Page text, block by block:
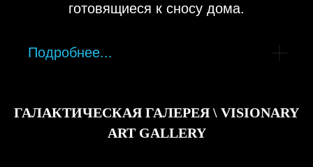
готовящиеся к сносу дома.
Подробнее...
ГАЛАКТИЧЕСКАЯ ГАЛЕРЕЯ \ VISIONARY
ART GALLERY